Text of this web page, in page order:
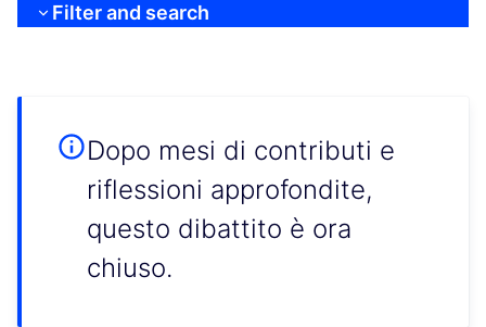
Filter and search
Dopo mesi di contributi e
riflessioni approfondite,
questo dibattito è ora
chiuso.